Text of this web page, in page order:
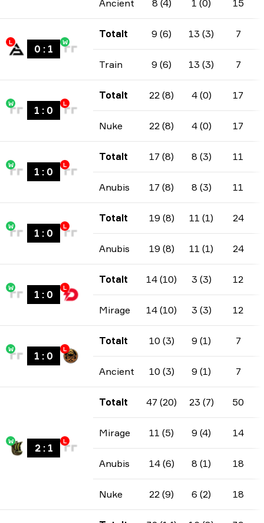
Ancient 8 (4) 1 (0) 15
L
0 : 1
W
Totalt 9 (6) 13 (3) 7
Train 9 (6) 13 (3) 7
W
1 : 0
L
Totalt 22 (8) 4 (0) 17
Nuke 22 (8) 4 (0) 17
W
1 : 0
L
Totalt 17 (8) 8 (3) 11
Anubis 17 (8) 8 (3) 11
W
1 : 0
L
Totalt 19 (8) 11 (1) 24
Anubis 19 (8) 11 (1) 24
W
1 : 0
L
Totalt 14 (10) 3 (3) 12
Mirage 14 (10) 3 (3) 12
W
1 : 0
L
Totalt 10 (3) 9 (1) 7
Ancient 10 (3) 9 (1) 7
W
2: 1
L
Totalt 47 (20) 23 (7) 50
Mirage 11 (5) 9 (4) 14
Anubis 14 (6) 8 (1) 18
Nuke 22 (9) 6 (2) 18